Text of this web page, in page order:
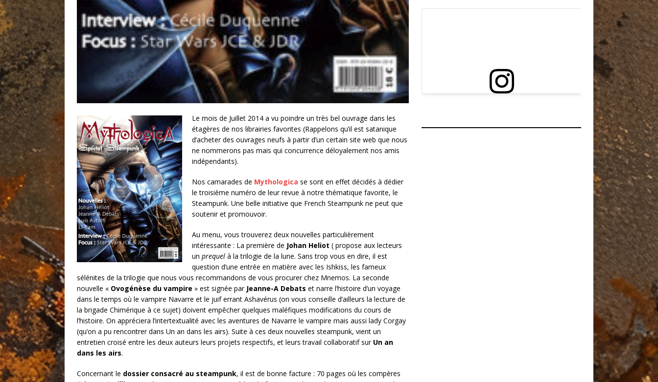
Le mois de Juillet 2014 a vu poindre un très bel ouvrage dans les
étagères de nos librairies favorites (Rappelons qu’il est satanique
d’acheter des ouvrages neufs à partir d’un certain site web que nous
ne nommerons pas mais qui concurrence déloyalement nos amis
indépendants).
Nos camarades de Mythologica se sont en effet décidés à dédier
le troisième numéro de leur revue à notre thématique favorite, le
Steampunk. Une belle initiative que French Steampunk ne peut que
soutenir et promouvoir.
Au menu, vous trouverez deux nouvelles particulièrement
intéressante : La première de Johan Heliot ( propose aux lecteurs
un prequel à la trilogie de la lune. Sans trop vous en dire, il est
question d’une entrée en matière avec les Ishkiss, les fameux
sélénites de la trilogie que nous vous recommandons de vous procurer chez Mnemos. La seconde
nouvelle « Ovogénèse du vampire » est signée par Jeanne-A Debats et narre l’histoire d’un voyage
dans le temps où le vampire Navarre et le juif errant Ashavérus (on vous conseille d’ailleurs la lecture de
la brigade Chimérique à ce sujet) doivent empêcher quelques maléfiques modifications du cours de
l’histoire. On appréciera l’intertextualité avec les aventures de Navarre le vampire mais aussi lady Corgay
(qu’on a pu rencontrer dans Un an dans les airs). Suite à ces deux nouvelles steampunk, vient un
entretien croisé entre les deux auteurs leurs projets respectifs, et leurs travail collaboratif sur Un an
dans les airs.
Concernant le dossier consacré au steampunk, il est de bonne facture : 70 pages où les compères